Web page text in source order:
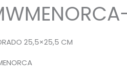
25,5×25,5 CM